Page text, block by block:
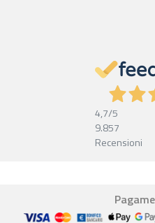
4,7/5
9.857
Recensioni